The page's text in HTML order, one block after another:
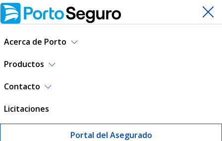
Acerca de Porto
Productos
Contacto
Licitaciones
Portal del Asegurado